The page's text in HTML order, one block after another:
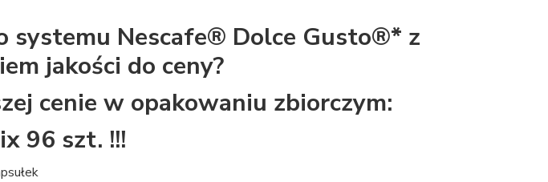
systemu Nescafe® Dolce Gusto®* z
jakości do ceny?
cenie w opakowaniu zbiorczym:
96 szt. !!!